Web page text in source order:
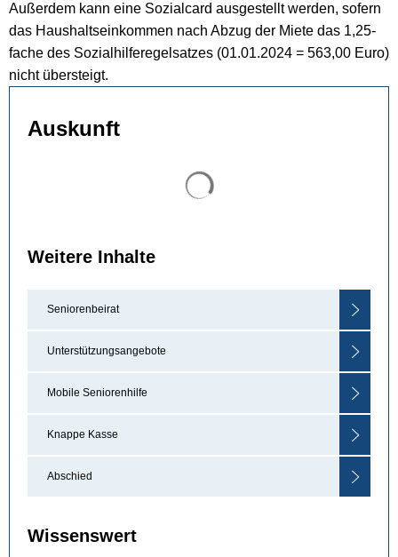
Außerdem kann eine Sozialcard ausgestellt werden, sofern
das Haushaltseinkommen nach Abzug der Miete das 1,25-
fache des Sozialhilferegelsatzes (01.01.2024 = 563,00 Euro)
nicht übersteigt.
Auskunft
Weitere Inhalte
Seniorenbeirat
Unterstützungsangebote
Mobile Seniorenhilfe
Knappe Kasse
Abschied
Wissenswert